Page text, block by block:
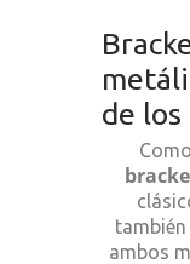
de
ambos